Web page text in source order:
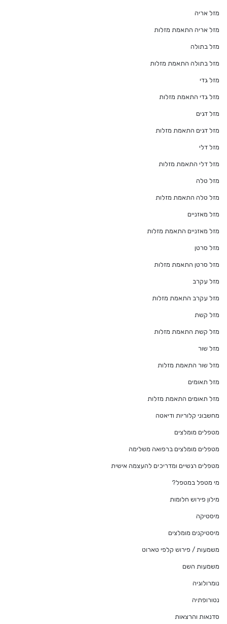
מזל אריה
מזל אריה התאמת מזלות
מזל בתולה
מזל בתולה התאמת מזלות
מזל גדי
מזל גדי התאמת מזלות
מזל דגים
מזל דגים התאמת מזלות
מזל דלי
מזל דלי התאמת מזלות
מזל טלה
מזל טלה התאמת מזלות
מזל מאזניים
מזל מאזניים התאמת מזלות
מזל סרטן
מזל סרטן התאמת מזלות
מזל עקרב
מזל עקרב התאמת מזלות
מזל קשת
מזל קשת התאמת מזלות
מזל שור
מזל שור התאמת מזלות
מזל תאומים
מזל תאומים התאמת מזלות
מחשבוני קלוריות ודיאטה
מטפלים מומלצים
מטפלים מומלצים ברפואה משלימה
מטפלים רגשיים ומדריכים להעצמה אישית
מי מטפל במטפל?
מילון פירוש חלומות
מיסטיקה
מיסטיקנים מומלצים
משמעות / פירוש קלפי טארוט
משמעות השם
נומרולוגיה
נטורופתיה
סדנאות והרצאות